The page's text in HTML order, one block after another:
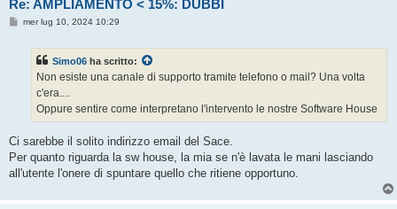
Re: AMPLIAMENTO < 15%: DUBBI
Mmer lug 10, 2024 10:29
Simo06 ha scritto:
Non esiste una canale di supporto tramite telefono o mail? Una volta
c'era....
Oppure sentire come interpretano l'intervento le nostre Software House
Ci sarebbe il solito indirizzo email del Sace.
Per quanto riguarda la sw house, la mia se n'è lavata le mani lasciando
all'utente l'onere di spuntare quello che ritiene opportuno.